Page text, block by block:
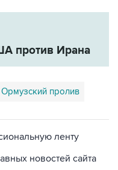
против Ирана
Ормузский пролив
ленту
новостей сайта